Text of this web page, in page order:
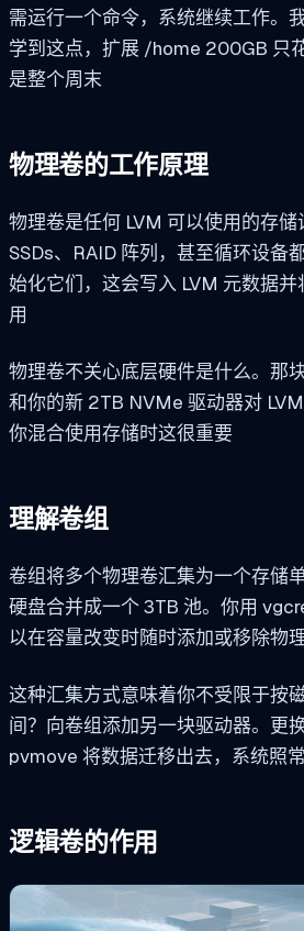
需运行一个命令，系统继续工作。
学到这点，扩展 /home 200GB 只
是整个周末
物理卷的工作原理
物理卷是任何 LVM 可以使用的存储
SSDs、RAID 阵列，甚至循环设备
始化它们，这会写入 LVM 元数据
用
物理卷不关心底层硬件是什么。那
和你的新 2TB NVMe 驱动器对
你混合使用存储时这很重要
理解卷组
卷组将多个物理卷汇集为一个存储
硬盘合并成一个 3TB 池。你用
以在容量改变时随时添加或移除物
这种汇集方式意味着你不受限于按
间？向卷组添加另一块驱动器。更
pvmove 将数据迁移出去，系统照
逻辑卷的作用